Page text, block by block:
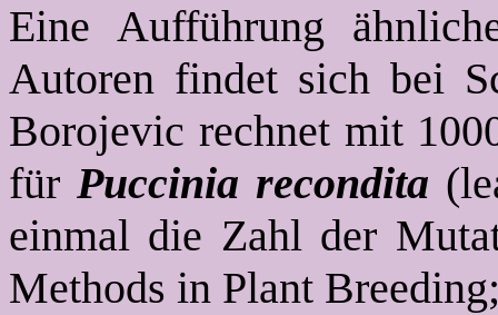
Eine Aufführung
Autoren findet sich bei
Borojevic rechnet mit
fürPuccinia recondita
einmal die Zahl der
Methods in Plant